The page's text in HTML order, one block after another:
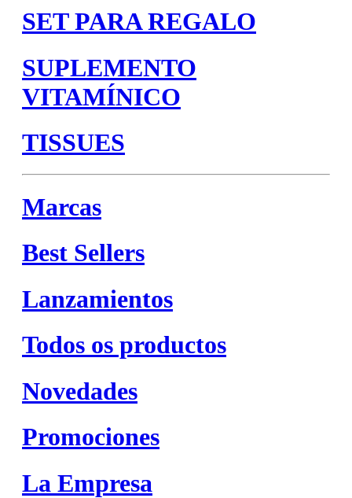
SET PARA REGALO
SUPLEMENTO
VITAMÍNICO
TISSUES
Marcas
Best Sellers
Lanzamientos
Todos os productos
Novedades
Promociones
La Empresa